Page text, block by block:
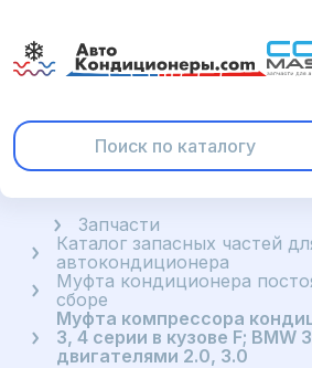
ГлавнаяЗапчасти
Каталог запасных частей
автокондиционера
Муфта кондиционера
сборе
Муфта компрессора
3, 4 серии в кузове F; BMW
двигателями 2.0, 3.0